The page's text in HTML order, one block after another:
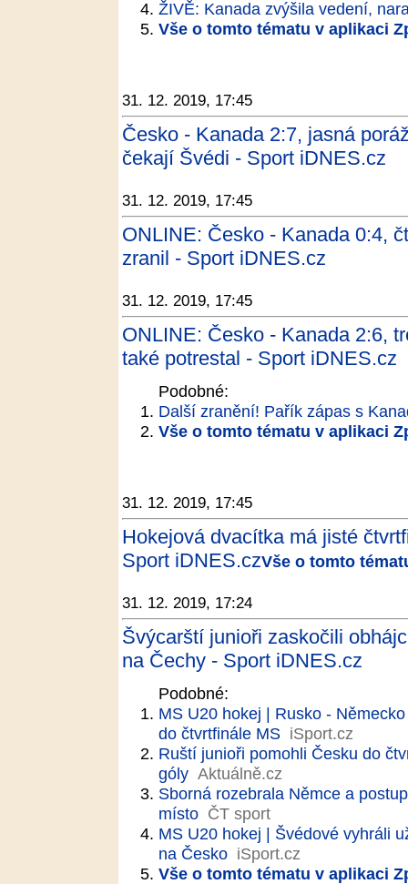
ŽIVĚ: Kanada zvýšila vedení,
Vše o tomto tématu v aplikaci
31. 12. 2019, 17:45
Česko - Kanada 2:7, jasná
čekají Švédi - Sport iDNES.cz
31. 12. 2019, 17:45
ONLINE: Česko - Kanada 0:4,
zranil - Sport iDNES.cz
31. 12. 2019, 17:45
ONLINE: Česko - Kanada 2:6,
také potrestal - Sport iDNES.cz
Podobné:
Další zranění! Pařík zápas s
Vše o tomto tématu v aplikaci
31. 12. 2019, 17:45
Hokejová dvacítka má jisté
Sport iDNES.czVše o tomto
31. 12. 2019, 17:24
Švýcarští junioři zaskočili
na Čechy - Sport iDNES.cz
Podobné:
MS U20 hokej | Rusko -
do čtvrtfinále MS iSport.cz
Ruští junioři pomohli Česku do
góly Aktuálně.cz
Sborná rozebrala Němce a
místo ČT sport
MS U20 hokej | Švédové vyhráli
na Česko iSport.cz
Vše o tomto tématu v aplikaci